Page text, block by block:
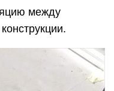
между